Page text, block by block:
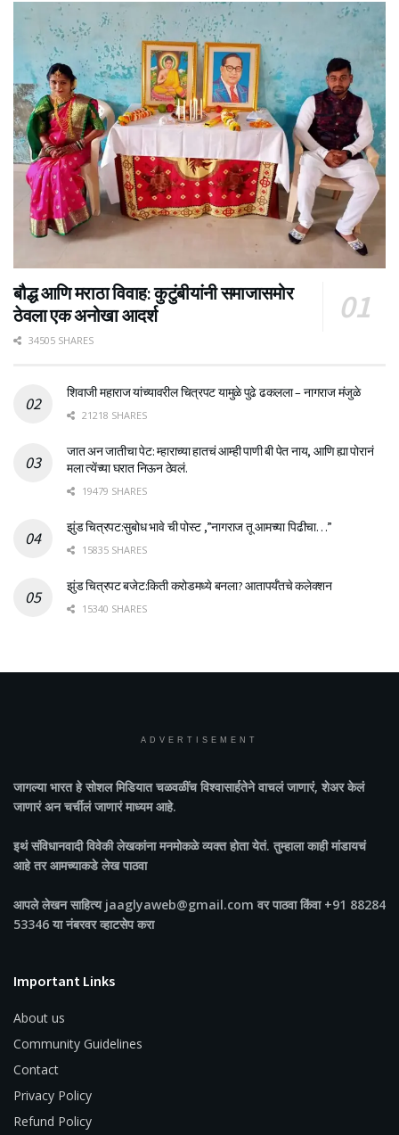
बौद्ध आणि मराठा विवाह: कुटुंबीयांनी समाजासमोर
ठेवला एक अनोखा आदर्श
34505 SHARES
शिवाजी महाराज यांच्यावरील चित्रपट यामुळे पुढे ढकलला – नागराज मंजुळे
21218 SHARES
जात अन जातीचा पेट: म्हाराच्या हातचं आम्ही पाणी बी पेत नाय, आणि ह्या पोरानं
मला त्येंच्या घरात निऊन ठेवलं.
19479 SHARES
झुंड चित्रपट:सुबोध भावे ची पोस्ट ,”नागराज तू आमच्या पिढीचा…”
15835 SHARES
झुंड चित्रपट बजेट:किती करोडमध्ये बनला? आतापर्यँतचे कलेक्शन
15340 SHARES
ADVERTISEMENT
जागल्या भारतहे सोशल मिडियात चळवळींच विश्वासार्हतेने वाचलं जाणारं, शेअर केलं
जाणारं अन चर्चीलं जाणारं माध्यम आहे.
इथं संविधानवादी विवेकी लेखकांना मनमोकळे व्यक्त होता येतं. तुम्हाला काही मांडायचं
आहे तर आमच्याकडे लेख पाठवा
आपले लेखन साहित्य jaaglyaweb@gmail.com वर पाठवा किंवा +91 88284
53346 या नंबरवर व्हाटसेप करा
Important Links
About us
Community Guidelines
Contact
Privacy Policy
Refund Policy